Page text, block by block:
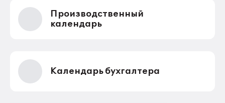
сведениями. Делается это для того, чтобы у
субъектов ПД имелась возможность в случае
нарушения их прав обратиться непосредственно к
оператору для устранения нарушений.
Производственный
календарь
Календарь бухгалтера